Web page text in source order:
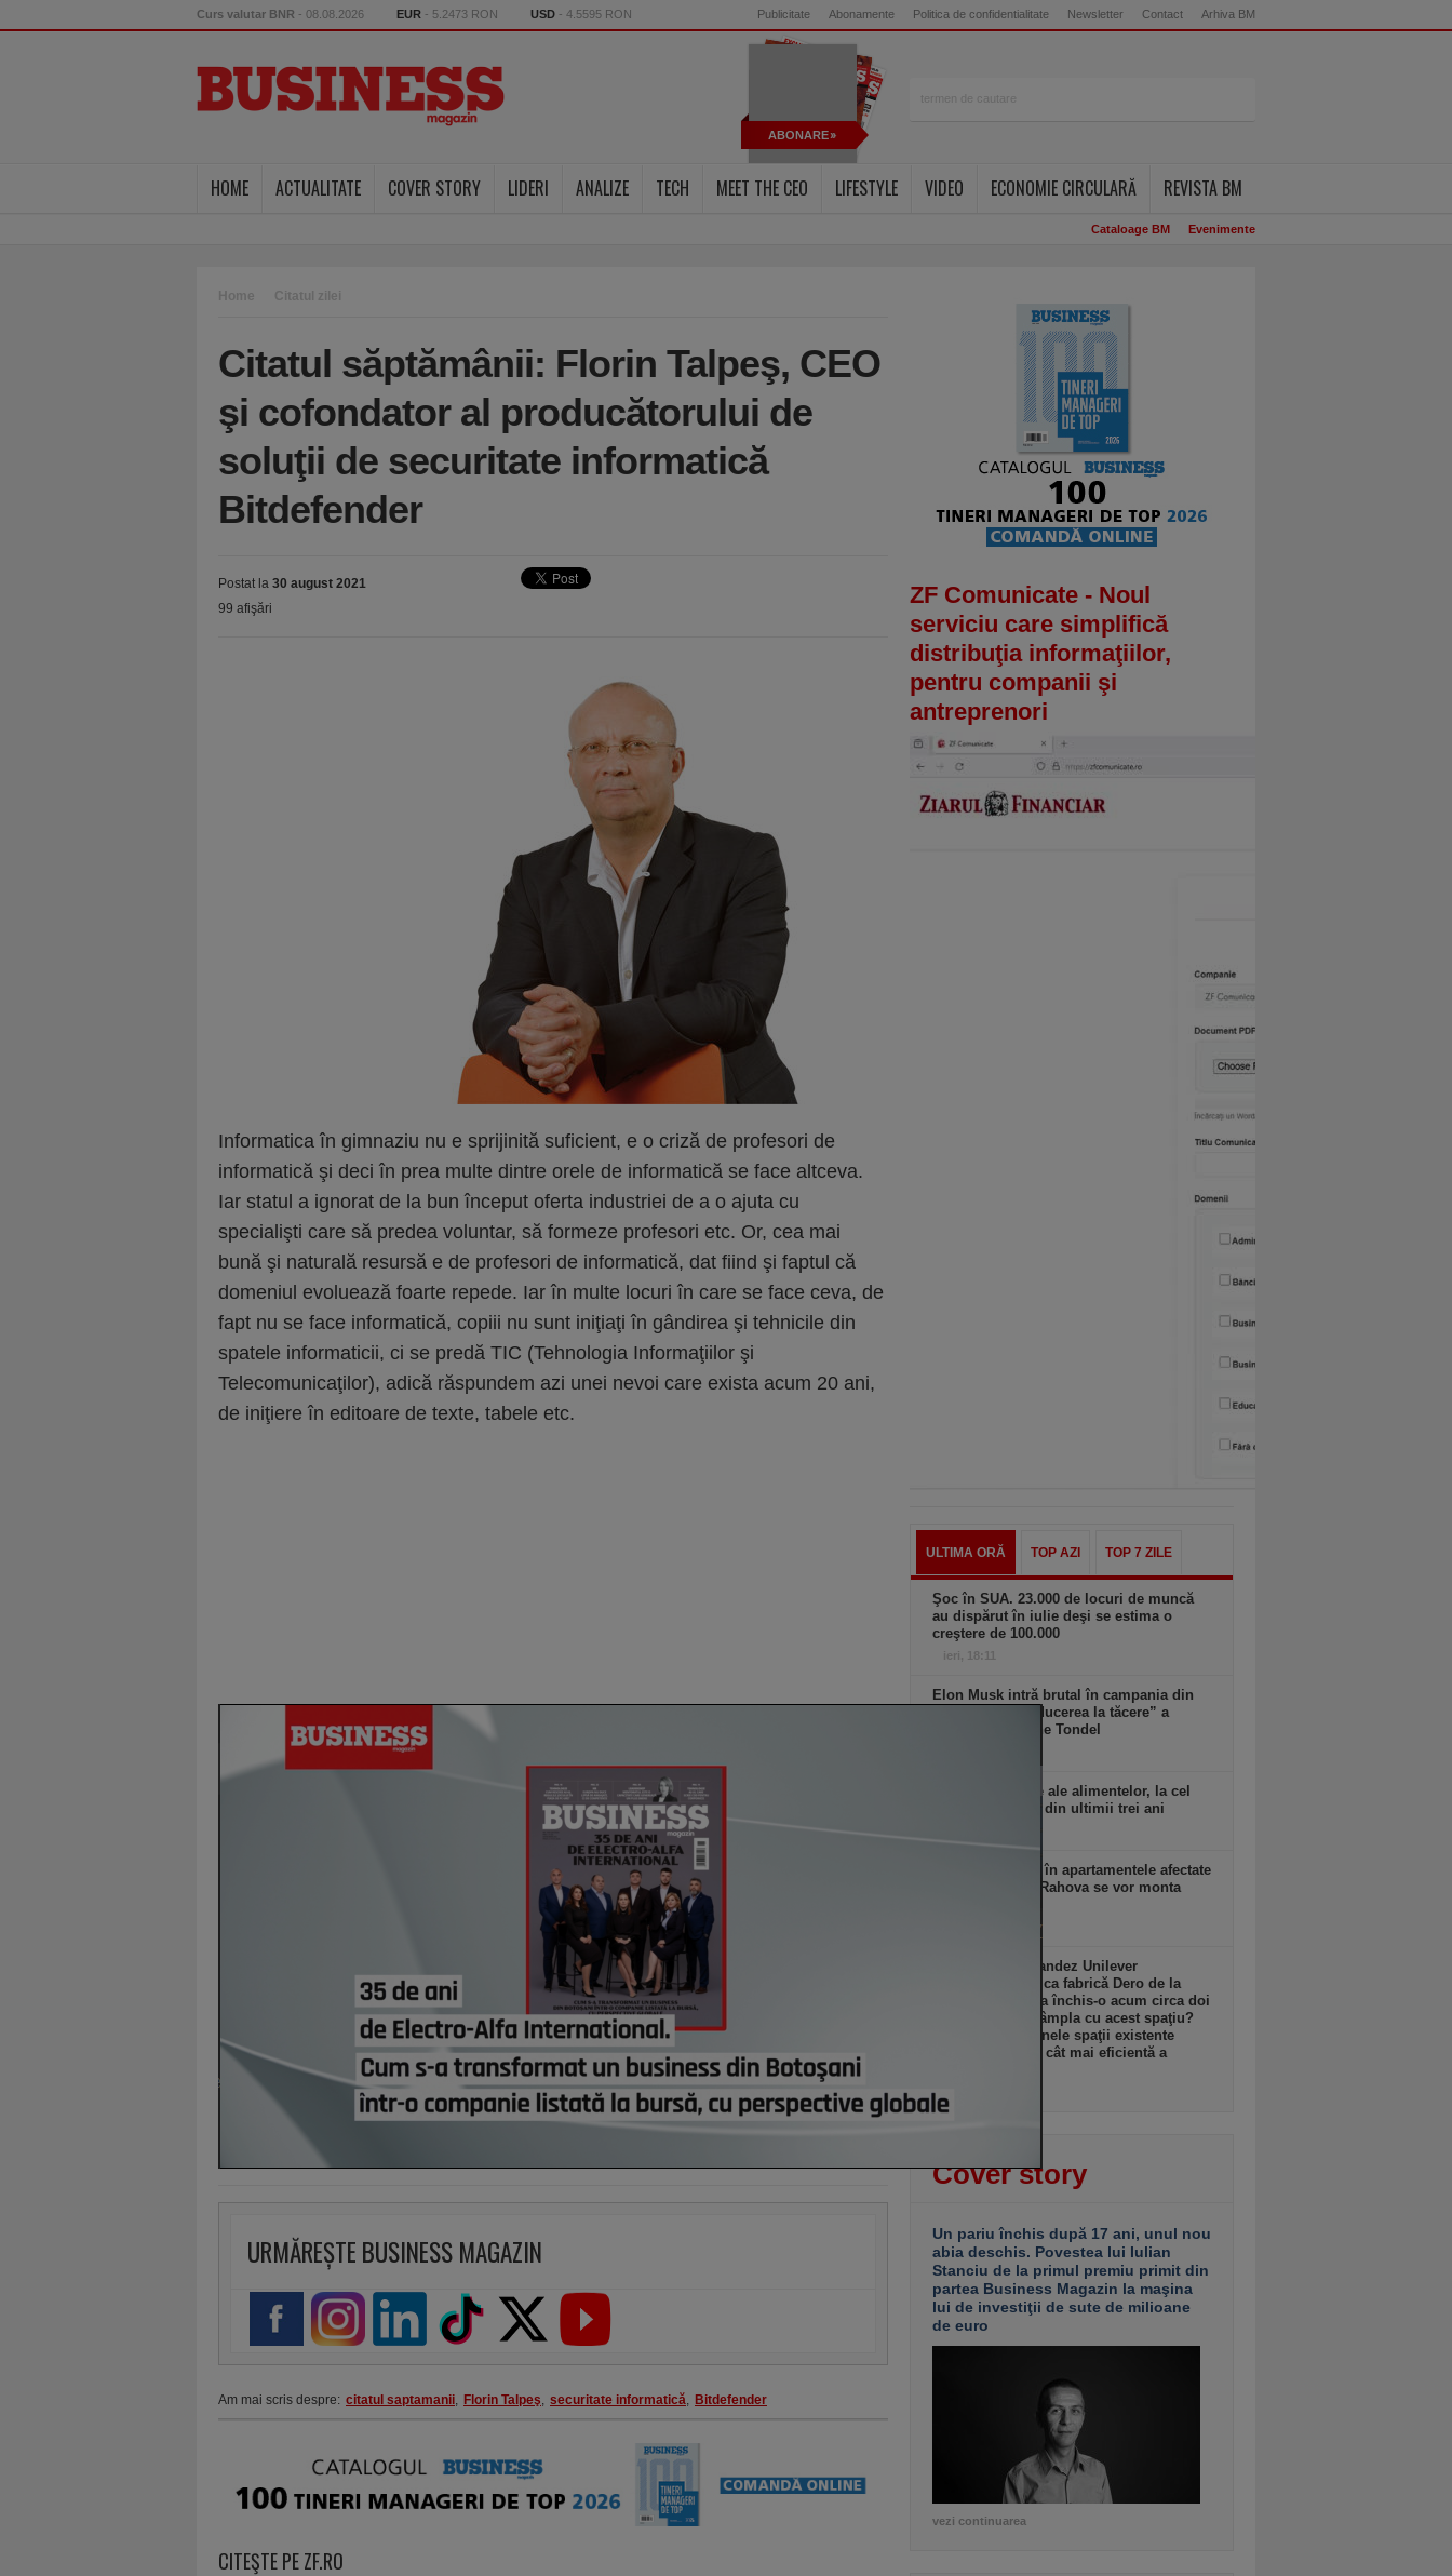
Curs valutar BNR - 08.08.2026 EUR - 5.2473 RON USD - 4.5595 RON Publicitate Abonamente Politica de confidentialitate Newsletter Contact Arhiva BM
ABONARE
HOME ACTUALITATE COVER STORY LIDERI ANALIZE TECH MEET THE CEO LIFESTYLE VIDEO ECONOMIE CIRCULARĂ REVISTA BM
Cataloage BM Evenimente
Home Citatul zilei
Citatul săptămânii: Florin Talpeş, CEO
şi cofondator al producătorului de
soluţii de securitate informatică
Bitdefender
Postat la 30 august 2021
99 afişări
Informatica în gimnaziu nu e sprijinită suficient, e o criză de profesori de
informatică şi deci în prea multe dintre orele de informatică se face altceva.
Iar statul a ignorat de la bun început oferta industriei de a o ajuta cu
specialişti care să predea voluntar, să formeze profesori etc. Or, cea mai
bună şi naturală resursă e de profesori de informatică, dat fiind şi faptul că
domeniul evoluează foarte repede. Iar în multe locuri în care se face ceva, de
fapt nu se face informatică, copiii nu sunt iniţiaţi în gândirea şi tehnicile din
spatele informaticii, ci se predă TIC (Tehnologia Informaţiilor şi
Telecomunicaţilor), adică răspundem azi unei nevoi care exista acum 20 ani,
de iniţiere în editoare de texte, tabele etc.
URMĂREȘTE BUSINESS MAGAZIN
Am mai scris despre: citatul saptamanii, Florin Talpeş, securitate informatică, Bitdefender
CITEŞTE PE ZF.RO
ZF Comunicate - Noul
serviciu care simplifică
distribuţia informaţiilor,
pentru companii şi
antreprenori
ULTIMA ORĂ TOP AZI TOP 7 ZILE
Şoc în SUA. 23.000 de locuri de muncă
au dispărut în iulie deşi se estima o
creştere de 100.000
ieri, 18:11
Elon Musk intră brutal în campania din
Franţa: cere „reducerea la tăcere” a
candidatei Marine Tondel
Preţurile globale ale alimentelor, la cel
mai ridicat nivel din ultimii trei ani
Ciucu anunţă că în apartamentele afectate
de explozia din Rahova se vor monta
Grupul anglo-olandez Unilever
demolează istorica fabrică Dero de la
Ploieşti pe care a închis-o acum circa doi
ani. Ce se va întâmpla cu acest spaţiu?
“Reorganizăm unele spaţii existente
pentru utilizarea cât mai eficientă a
Cover story
Un pariu închis după 17 ani, unul nou
abia deschis. Povestea lui Iulian
Stanciu de la primul premiu primit din
partea Business Magazin la maşina
lui de investiţii de sute de milioane
de euro
vezi continuarea